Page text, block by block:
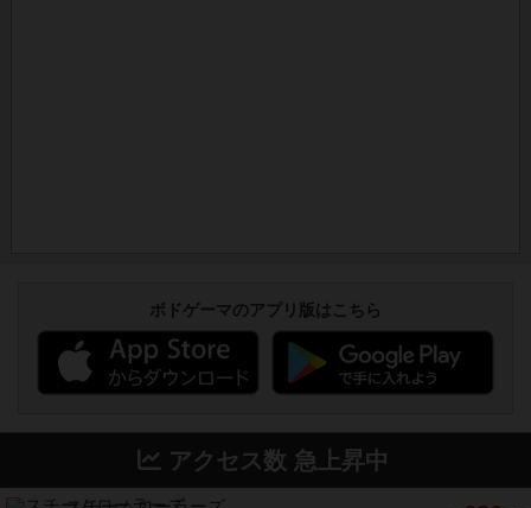
ボドゲーマのアプリ版はこちら
アクセス数 急上昇中